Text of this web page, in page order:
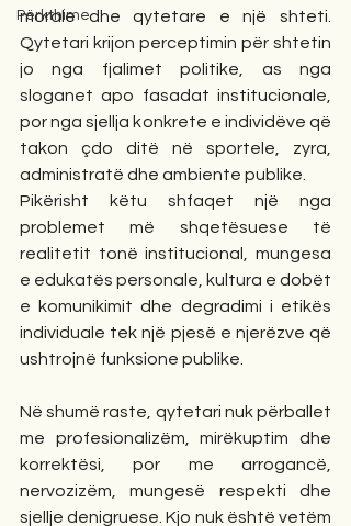
Përkthime
morale dhe qytetare e një shteti.
Qytetari krijon perceptimin për shtetin
jo nga fjalimet politike, as nga
sloganet apo fasadat institucionale,
por nga sjellja konkrete e individëve që
takon çdo ditë në sportele, zyra,
administratë dhe ambiente publike.
Pikërisht këtu shfaqet një nga
problemet më shqetësuese të
realitetit tonë institucional, mungesa
e edukatës personale, kultura e dobët
e komunikimit dhe degradimi i etikës
individuale tek një pjesë e njerëzve që
ushtrojnë funksione publike.
Në shumë raste, qytetari nuk përballet
me profesionalizëm, mirëkuptim dhe
korrektësi, por me arrogancë,
nervozizëm, mungesë respekti dhe
sjellje denigruese. Kjo nuk është vetëm